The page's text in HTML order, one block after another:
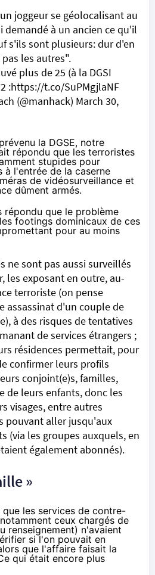
joggeur se géolocalisant au
demandé à un ancien ce qu'il
s'ils sont plusieurs: dur d'en
les autres".
plus de 25 (à la DGSI
:https://t.co/SuPMgjlaNF
(@manhack) March 30,
la DGSE, notre
répondu que les terroristes
stupides pour
à l'entrée de la caserne
de vidéosurveillance et
dûment armés.
répondu que le problème
footings dominicaux de ces
pour au moins
ne sont pas aussi surveillés
les exposant en outre, au-
terroriste (on pense
assassinatd'un couple de
à des risques de tentatives
de services étrangers ;
résidences permettait, pour
confirmer leurs profils
conjoint(e)s, familles,
de leurs enfants, donc les
visages, entre autres
pouvant aller jusqu'aux
(via les groupes auxquels, en
également abonnés).
»
les services de contre-
ceux chargés de
renseignement) n'avaient
si l'on pouvait en
que l'affaire faisait la
qui était encore plus